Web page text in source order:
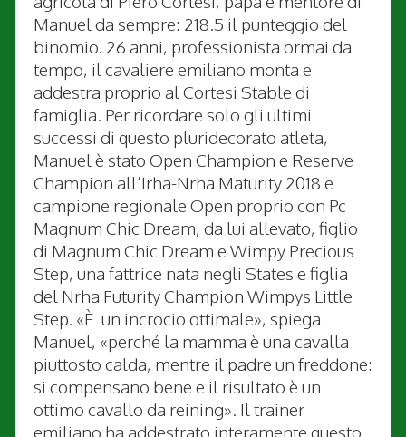
Manuel da sempre: 218.5 il punteggio del
binomio. 26 anni, professionista ormai da
tempo, il cavaliere emiliano monta e
addestra proprio al Cortesi Stable di
famiglia. Per ricordare solo gli ultimi
successi di questo pluridecorato atleta,
Manuel è stato Open Champion e Reserve
Champion all’Irha-Nrha Maturity 2018 e
campione regionale Open proprio con Pc
Magnum Chic Dream, da lui allevato, figlio
di Magnum Chic Dream e Wimpy Precious
Step, una fattrice nata negli States e figlia
del Nrha Futurity Champion Wimpys Little
Step. «È un incrocio ottimale», spiega
Manuel, «perché la mamma è una cavalla
piuttosto calda, mentre il padre un freddone:
si compensano bene e il risultato è un
ottimo cavallo da reining». Il trainer
emiliano ha addestrato interamente questo